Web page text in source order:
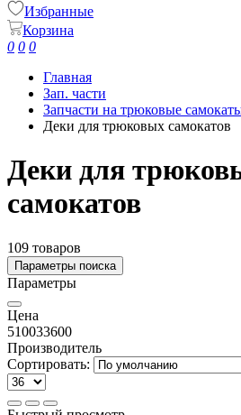
Избранные
Корзина
0 0 0
Главная
Зап. части
Запчасти на трюковые
Деки для трюковых самокатов
Деки для
самокатов
109 товаров
Параметры поиска
Параметры
Цена
510033600
Производитель
Сортировать: